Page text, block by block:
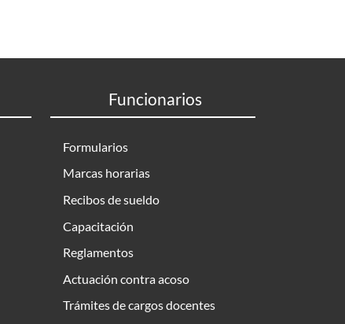
Funcionarios
Formularios
Marcas horarias
Recibos de sueldo
Capacitación
Reglamentos
Actuación contra acoso
Trámites de cargos docentes